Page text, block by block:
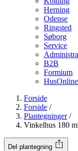
Herning
Odense
Ringsted
Søborg
Service
B2B
Formium
HusOnline
Forside
Forside /
Plantegninger /
Vinkelhus 180
Del plantegning